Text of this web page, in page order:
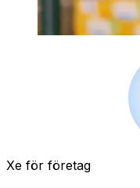
Xe för företag